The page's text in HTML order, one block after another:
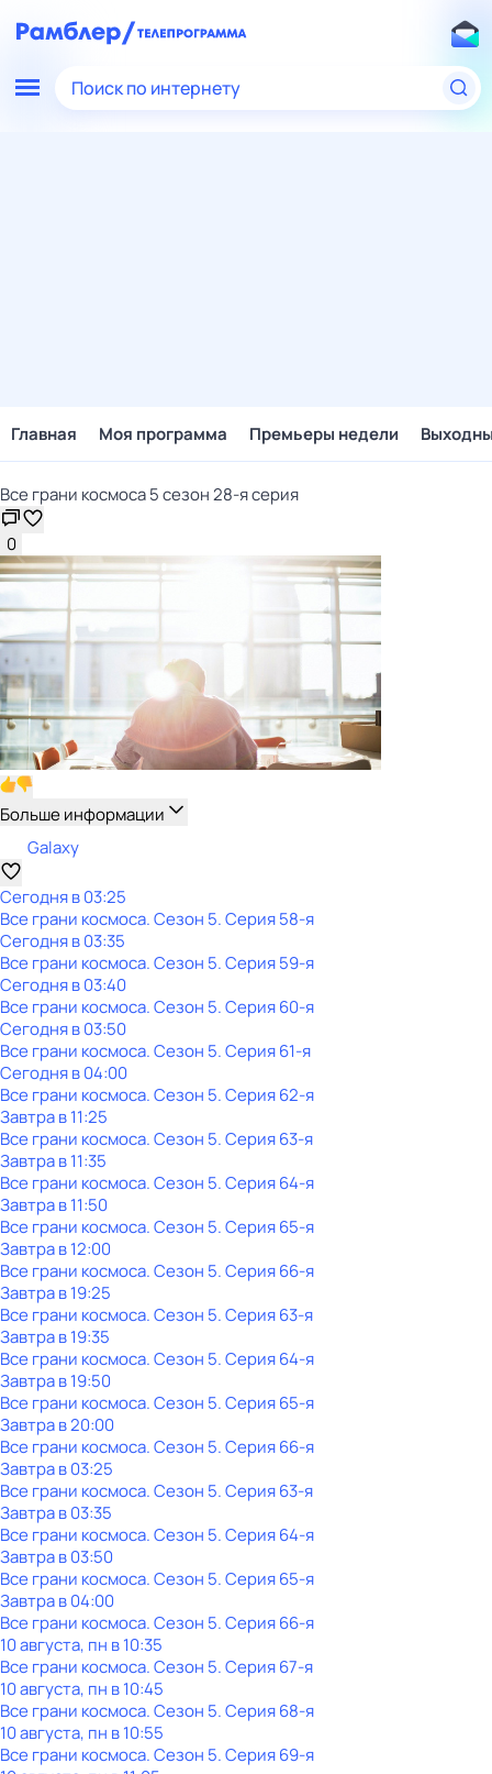
Поиск по интернету
Главная Моя программа Премьеры недели
Все грани космоса 5 сезон 28-я серия
0
Больше информации
Galaxy
Сегодня в 03:25
Все грани космоса. Сезон 5. Серия 58-я
Сегодня в 03:35
Все грани космоса. Сезон 5. Серия 59-я
Сегодня в 03:40
Все грани космоса. Сезон 5. Серия 60-я
Сегодня в 03:50
Все грани космоса. Сезон 5. Серия 61-я
Сегодня в 04:00
Все грани космоса. Сезон 5. Серия 62-я
Завтра в 11:25
Все грани космоса. Сезон 5. Серия 63-я
Завтра в 11:35
Все грани космоса. Сезон 5. Серия 64-я
Завтра в 11:50
Все грани космоса. Сезон 5. Серия 65-я
Завтра в 12:00
Все грани космоса. Сезон 5. Серия 66-я
Завтра в 19:25
Все грани космоса. Сезон 5. Серия 63-я
Завтра в 19:35
Все грани космоса. Сезон 5. Серия 64-я
Завтра в 19:50
Все грани космоса. Сезон 5. Серия 65-я
Завтра в 20:00
Все грани космоса. Сезон 5. Серия 66-я
Завтра в 03:25
Все грани космоса. Сезон 5. Серия 63-я
Завтра в 03:35
Все грани космоса. Сезон 5. Серия 64-я
Завтра в 03:50
Все грани космоса. Сезон 5. Серия 65-я
Завтра в 04:00
Все грани космоса. Сезон 5. Серия 66-я
10 августа, пн в 10:35
Все грани космоса. Сезон 5. Серия 67-я
10 августа, пн в 10:45
Все грани космоса. Сезон 5. Серия 68-я
10 августа, пн в 10:55
Все грани космоса. Сезон 5. Серия 69-я